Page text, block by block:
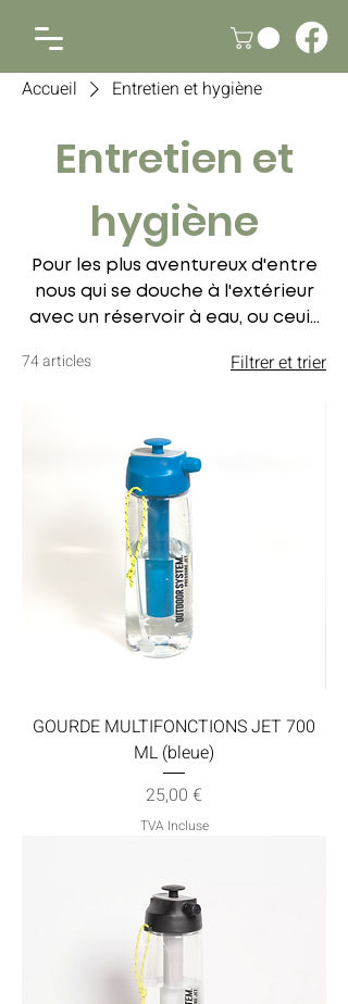
Accueil Entretien et hygiène
Entretien et
hygiène
Pour les plus aventureux d'entre
nous qui se douche à l'extérieur
avec un réservoir à eau, ou ceuix
tente de douche, retrouvez
adaptés à la vanlife.
74 articles Filtrer et trier
GOURDE MULTIFONCTIONS JET 700
ML (bleue)
Prix
25,00 €
TVA Incluse